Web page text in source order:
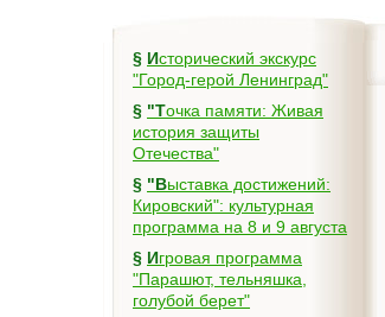
§ Исторический экскурс
"Город-герой Ленинград"
§ "Точка памяти: Живая
история защиты
Отечества"
§ "Выставка достижений:
Кировский": культурная
программа на 8 и 9 августа
§ Игровая программа
"Парашют, тельняшка,
голубой берет"